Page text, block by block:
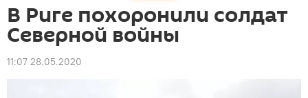
В Риге похоронили солдат
Северной войны
11:07 28.05.2020